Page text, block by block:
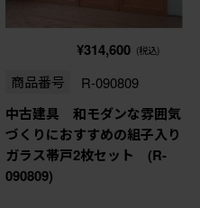
¥314,600 (税込)
商品番号 R-090809
中古建具 和モダンな雰囲気
づくりにおすすめの組子入り
ガラス帯戸2枚セット (R-
090809)